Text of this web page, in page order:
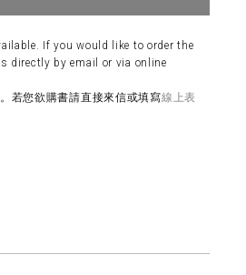
If you would like to order the
directly by email or via online
若您欲購書請直接來信或填寫線上表